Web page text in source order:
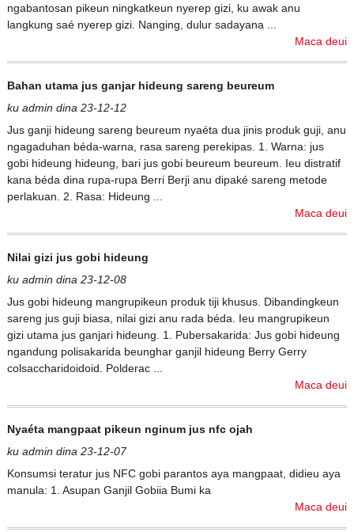
ngabantosan pikeun ningkatkeun nyerep gizi, ku awak anu
langkung saé nyerep gizi. Nanging, dulur sadayana ...
Maca deui
Bahan utama jus ganjar hideung sareng beureum
ku admin dina 23-12-12
Jus ganji hideung sareng beureum nyaéta dua jinis produk guji, anu
ngagaduhan béda-warna, rasa sareng perekipas. 1. Warna: jus
gobi hideung hideung, bari jus gobi beureum beureum. Ieu distratif
kana béda dina rupa-rupa Berri Berji anu dipaké sareng metode
perlakuan. 2. Rasa: Hideung ...
Maca deui
Nilai gizi jus gobi hideung
ku admin dina 23-12-08
Jus gobi hideung mangrupikeun produk tiji khusus. Dibandingkeun
sareng jus guji biasa, nilai gizi anu rada béda. Ieu mangrupikeun
gizi utama jus ganjari hideung. 1. Pubersakarida: Jus gobi hideung
ngandung polisakarida beunghar ganjil hideung Berry Gerry
colsaccharidoidoid. Polderac ...
Maca deui
Nyaéta mangpaat pikeun nginum jus nfc ojah
ku admin dina 23-12-07
Konsumsi teratur jus NFC gobi parantos aya mangpaat, didieu aya
manula: 1. Asupan Ganjil Gobiia Bumi ka
Maca deui